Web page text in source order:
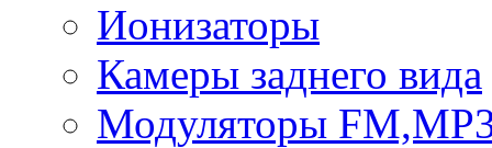
Ионизаторы
Камеры заднего вида
Модуляторы